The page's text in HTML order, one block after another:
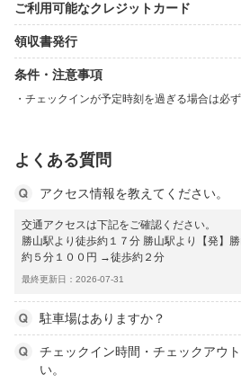
ご利用可能なクレジットカード
領収書発行
条件・注意事項
チェックインが予定時刻を過ぎる場合は必ず
よくある質問
アクセス情報を教えてください。
交通アクセスは下記をご確認ください。
勝山駅より徒歩約１７分 勝山駅より【発】
約５分１００円 →徒歩約２分
最終更新日：2026-07-31
駐車場はありますか？
チェックイン時間・チェックアウ
い。